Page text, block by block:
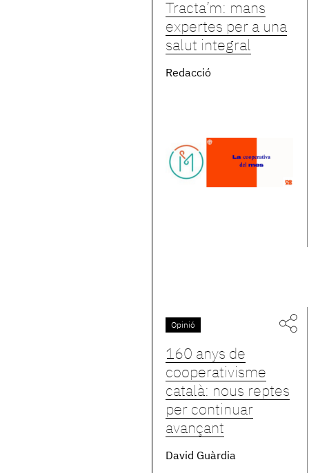
Tracta’m: mans
expertes per a una
salut integral
Redacció
Opinió
160 anys de
cooperativisme
català: nous reptes
per continuar
avançant
David Guàrdia